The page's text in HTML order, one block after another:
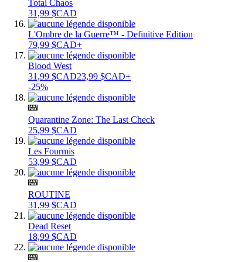
Total Chaos
31,99 $CAD
L'Ombre de la Guerre™ - Definitive Edition
79,99 $CAD+
Blood West
31,99 $CAD23,99 $CAD+
-25%
Quarantine Zone: The Last Check
25,99 $CAD
Les Fourmis
53,99 $CAD
ROUTINE
31,99 $CAD
Dead Reset
18,99 $CAD